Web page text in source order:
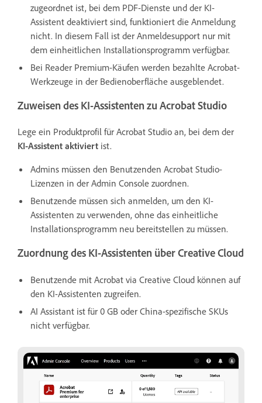
zugeordnet ist, bei dem PDF-Dienste und der KI-
Assistent deaktiviert sind, funktioniert die Anmeldung
nicht. In diesem Fall ist der Anmeldesupport nur mit
dem einheitlichen Installationsprogramm verfügbar.
Bei Reader Premium-Käufen werden bezahlte Acrobat-
Werkzeuge in der Bedienoberfläche ausgeblendet.
Zuweisen des KI-Assistenten zu Acrobat Studio
Lege ein Produktprofil für Acrobat Studio an, bei dem der
KI-Assistent aktiviert ist.
Admins müssen den Benutzenden Acrobat Studio-
Lizenzen in der Admin Console zuordnen.
Benutzende müssen sich anmelden, um den KI-
Assistenten zu verwenden, ohne das einheitliche
Installationsprogramm neu bereitstellen zu müssen.
Zuordnung des KI-Assistenten über Creative Cloud
Benutzende mit Acrobat via Creative Cloud können auf
den KI-Assistenten zugreifen.
AI Assistant ist für 0 GB oder China-spezifische SKUs
nicht verfügbar.